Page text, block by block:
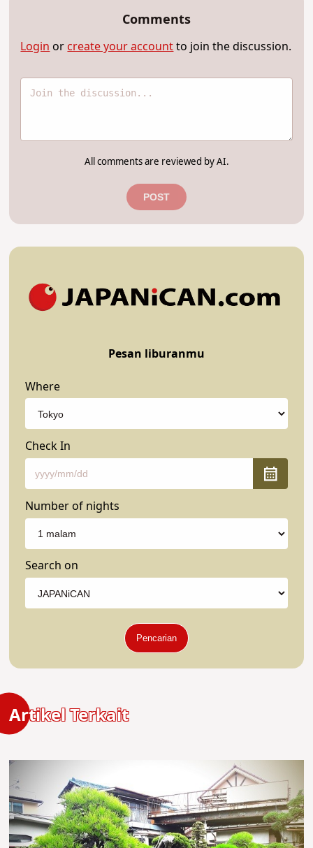
Comments
Loginorcreate your accountto join the discussion.
All comments are reviewed by AI.
POST
Pesan liburanmu
Where
Check In
Number of nights
Search on
Pencarian
Artikel Terkait